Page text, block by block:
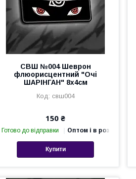
СВШ №004 Шеврон
флюорисцентний "Очі
ШАРІНГАН" 8х4см
свш004
150 ₴
Готово до відправки Оптом і в роздріб
Купити